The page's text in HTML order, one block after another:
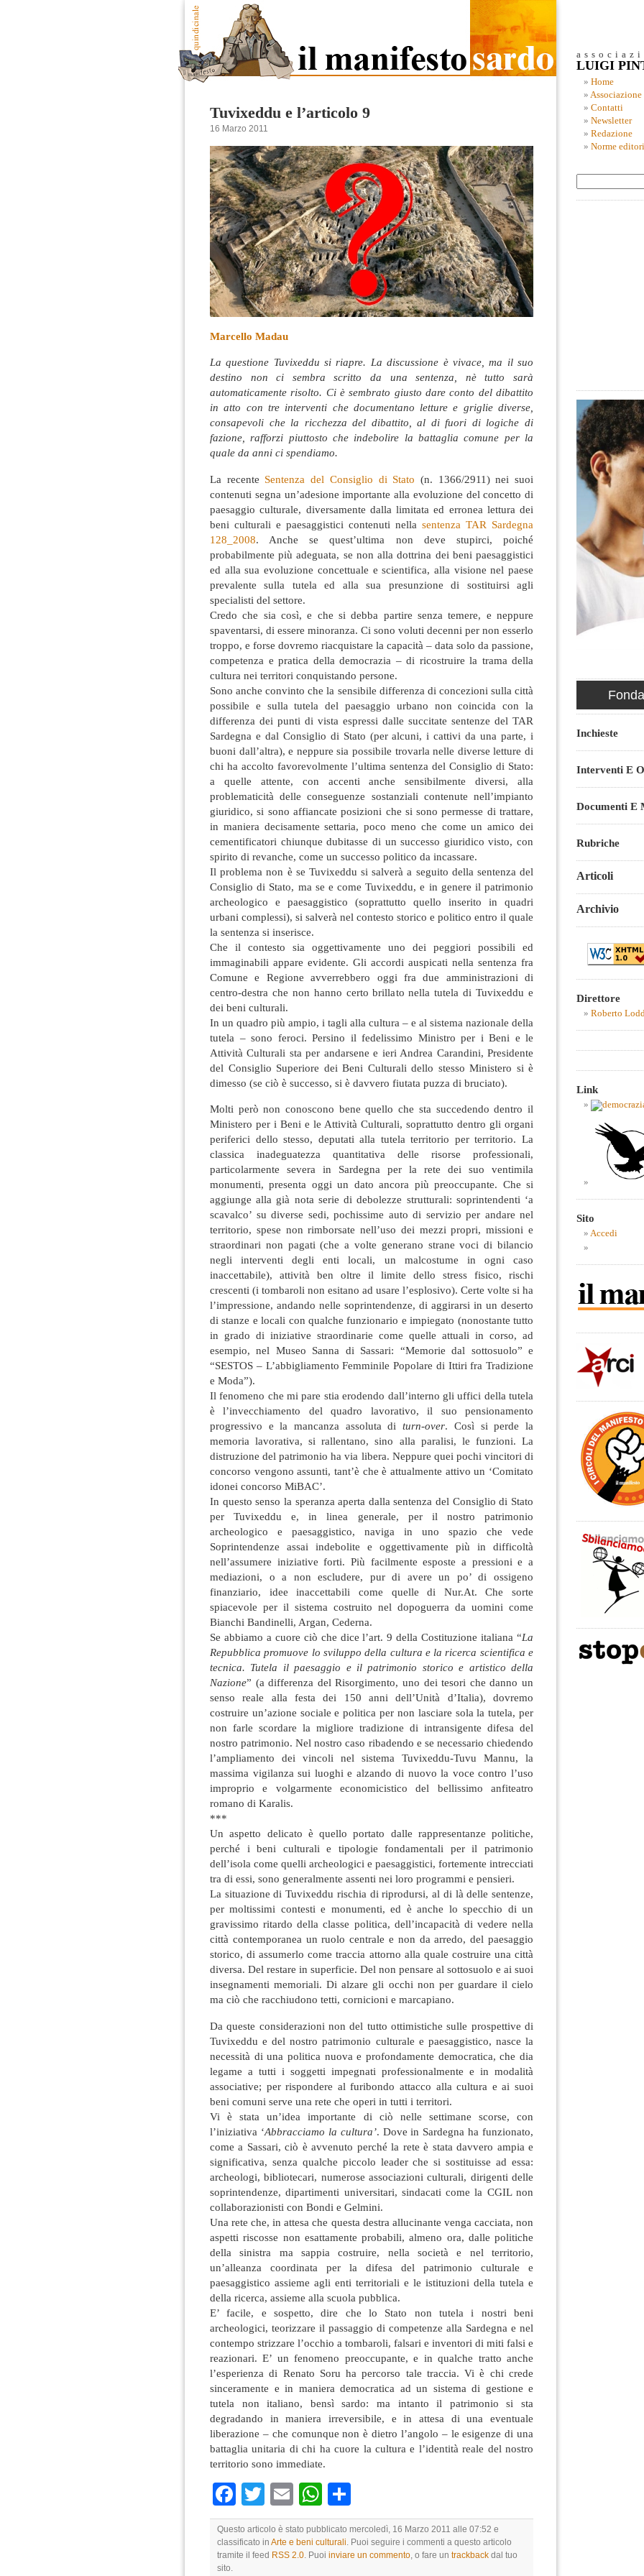
Tuvixeddu e l’articolo 9
16 Marzo 2011
Marcello Madau
La questione Tuvixeddu si riapre. La discussione è vivace, ma il suo
destino non ci sembra scritto da una sentenza, nè tutto sarà
automaticamente risolto. Ci è sembrato giusto dare conto del dibattito
in atto con tre interventi che documentano letture e griglie diverse,
consapevoli che la ricchezza del dibattito, al di fuori di logiche di
fazione, rafforzi piuttosto che indebolire la battaglia comune per la
quale da anni ci spendiamo.
La recente Sentenza del Consiglio di Stato (n. 1366/2911) nei suoi
contenuti segna un’adesione importante alla evoluzione del concetto di
paesaggio culturale, diversamente dalla limitata ed erronea lettura dei
beni culturali e paesaggistici contenuti nella sentenza TAR Sardegna
128_2008. Anche se quest’ultima non deve stupirci, poiché
probabilmente più adeguata, se non alla dottrina dei beni paesaggistici
ed alla sua evoluzione concettuale e scientifica, alla visione nel paese
prevalente sulla tutela ed alla sua presunzione di sostituirsi agli
specialisti del settore.
Credo che sia così, e che si debba partire senza temere, e neppure
spaventarsi, di essere minoranza. Ci sono voluti decenni per non esserlo
troppo, e forse dovremo riacquistare la capacità – data solo da passione,
competenza e pratica della democrazia – di ricostruire la trama della
cultura nei territori conquistando persone.
Sono anche convinto che la sensibile differenza di concezioni sulla città
possibile e sulla tutela del paesaggio urbano non coincida con la
differenza dei punti di vista espressi dalle succitate sentenze del TAR
Sardegna e dal Consiglio di Stato (per alcuni, i cattivi da una parte, i
buoni dall’altra), e neppure sia possibile trovarla nelle diverse letture di
chi ha accolto favorevolmente l’ultima sentenza del Consiglio di Stato:
a quelle attente, con accenti anche sensibilmente diversi, alla
problematicità delle conseguenze sostanziali contenute nell’impianto
giuridico, si sono affiancate posizioni che si sono permesse di trattare,
in maniera decisamente settaria, poco meno che come un amico dei
cementificatori chiunque dubitasse di un successo giuridico visto, con
spirito di revanche, come un successo politico da incassare.
Il problema non è se Tuvixeddu si salverà a seguito della sentenza del
Consiglio di Stato, ma se e come Tuvixeddu, e in genere il patrimonio
archeologico e paesaggistico (soprattutto quello inserito in quadri
urbani complessi), si salverà nel contesto storico e politico entro il quale
la sentenza si inserisce.
Che il contesto sia oggettivamente uno dei peggiori possibili ed
immaginabili appare evidente. Gli accordi auspicati nella sentenza fra
Comune e Regione avverrebbero oggi fra due amministrazioni di
centro-destra che non hanno certo brillato nella tutela di Tuvixeddu e
dei beni culturali.
In un quadro più ampio, i tagli alla cultura – e al sistema nazionale della
tutela – sono feroci. Persino il fedelissimo Ministro per i Beni e le
Attività Culturali sta per andarsene e ieri Andrea Carandini, Presidente
del Consiglio Superiore dei Beni Culturali dello stesso Ministero si è
dimesso (se ciò è successo, si è davvero fiutata puzza di bruciato).
Molti però non conoscono bene quello che sta succedendo dentro il
Ministero per i Beni e le Attività Culturali, soprattutto dentro gli organi
periferici dello stesso, deputati alla tutela territorio per territorio. La
classica inadeguatezza quantitativa delle risorse professionali,
particolarmente severa in Sardegna per la rete dei suo ventimila
monumenti, presenta oggi un dato ancora più preoccupante. Che si
aggiunge alla già nota serie di debolezze strutturali: soprintendenti ‘a
scavalco’ su diverse sedi, pochissime auto di servizio per andare nel
territorio, spese non rimborsate nell’uso dei mezzi propri, missioni e
straordinari non pagati (che a volte generano strane voci di bilancio
negli interventi degli enti locali, un malcostume in ogni caso
inaccettabile), attività ben oltre il limite dello stress fisico, rischi
crescenti (i tombaroli non esitano ad usare l’esplosivo). Certe volte si ha
l’impressione, andando nelle soprintendenze, di aggirarsi in un deserto
di stanze e locali con qualche funzionario e impiegato (nonostante tutto
in grado di iniziative straordinarie come quelle attuali in corso, ad
esempio, nel Museo Sanna di Sassari: “Memorie dal sottosuolo” e
“SESTOS – L’abbigliamento Femminile Popolare di Ittiri fra Tradizione
e Moda”).
Il fenomeno che mi pare stia erodendo dall’interno gli uffici della tutela
è l’invecchiamento del quadro lavorativo, il suo pensionamento
progressivo e la mancanza assoluta diturn-over. Così si perde la
memoria lavorativa, si rallentano, sino alla paralisi, le funzioni. La
distruzione del patrimonio ha via libera. Neppure quei pochi vincitori di
concorso vengono assunti, tant’è che è attualmente attivo un ‘Comitato
idonei concorso MiBAC’.
In questo senso la speranza aperta dalla sentenza del Consiglio di Stato
per Tuvixeddu e, in linea generale, per il nostro patrimonio
archeologico e paesaggistico, naviga in uno spazio che vede
Soprintendenze assai indebolite e oggettivamente più in difficoltà
nell’assumere iniziative forti. Più facilmente esposte a pressioni e a
mediazioni, o a non escludere, pur di avere un po’ di ossigeno
finanziario, idee inaccettabili come quelle di Nur.At. Che sorte
spiacevole per il sistema costruito nel dopoguerra da uomini come
Bianchi Bandinelli, Argan, Cederna.
Se abbiamo a cuore ciò che dice l’art. 9 della Costituzione italiana “La
Repubblica promuove lo sviluppo della cultura e la ricerca scientifica e
tecnica. Tutela il paesaggio e il patrimonio storico e artistico della
Nazione” (a differenza del Risorgimento, uno dei tesori che danno un
senso reale alla festa dei 150 anni dell’Unità d’Italia), dovremo
costruire un’azione sociale e politica per non lasciare sola la tutela, per
non farle scordare la migliore tradizione di intransigente difesa del
nostro patrimonio. Nel nostro caso ribadendo e se necessario chiedendo
l’ampliamento dei vincoli nel sistema Tuvixeddu-Tuvu Mannu, la
massima vigilanza sui luoghi e alzando di nuovo la voce contro l’uso
improprio e volgarmente economicistico del bellissimo anfiteatro
romano di Karalis.
***
Un aspetto delicato è quello portato dalle rappresentanze politiche,
perché i beni culturali e tipologie fondamentali per il patrimonio
dell’isola come quelli archeologici e paesaggistici, fortemente intrecciati
tra di essi, sono generalmente assenti nei loro programmi e pensieri.
La situazione di Tuvixeddu rischia di riprodursi, al di là delle sentenze,
per moltissimi contesti e monumenti, ed è anche lo specchio di un
gravissimo ritardo della classe politica, dell’incapacità di vedere nella
città contemporanea un ruolo centrale e non da arredo, del paesaggio
storico, di assumerlo come traccia attorno alla quale costruire una città
diversa. Del restare in superficie. Del non pensare al sottosuolo e ai suoi
insegnamenti memoriali. Di alzare gli occhi non per guardare il cielo
ma ciò che racchiudono tetti, cornicioni e marcapiano.
Da queste considerazioni non del tutto ottimistiche sulle prospettive di
Tuvixeddu e del nostro patrimonio culturale e paesaggistico, nasce la
necessità di una politica nuova e profondamente democratica, che dia
legame a tutti i soggetti impegnati professionalmente e in modalità
associative; per rispondere al furibondo attacco alla cultura e ai suoi
beni comuni serve una rete che operi in tutti i territori.
Vi è stata un’idea importante di ciò nelle settimane scorse, con
l’iniziativa ‘Abbracciamo la cultura’. Dove in Sardegna ha funzionato,
come a Sassari, ciò è avvenuto perché la rete è stata davvero ampia e
significativa, senza qualche piccolo leader che si sostituisse ad essa:
archeologi, bibliotecari, numerose associazioni culturali, dirigenti delle
soprintendenze, dipartimenti universitari, sindacati come la CGIL non
collaborazionisti con Bondi e Gelmini.
Una rete che, in attesa che questa destra allucinante venga cacciata, non
aspetti riscosse non esattamente probabili, almeno ora, dalle politiche
della sinistra ma sappia costruire, nella società e nel territorio,
un’alleanza coordinata per la difesa del patrimonio culturale e
paesaggistico assieme agli enti territoriali e le istituzioni della tutela e
della ricerca, assieme alla scuola pubblica.
E’ facile, e sospetto, dire che lo Stato non tutela i nostri beni
archeologici, teorizzare il passaggio di competenze alla Sardegna e nel
contempo strizzare l’occhio a tombaroli, falsari e inventori di miti falsi e
reazionari. E’ un fenomeno preoccupante, e in qualche tratto anche
l’esperienza di Renato Soru ha percorso tale traccia. Vi è chi crede
sinceramente e in maniera democratica ad un sistema di gestione e
tutela non italiano, bensì sardo: ma intanto il patrimonio si sta
degradando in maniera irreversibile, e in attesa di una eventuale
liberazione – che comunque non è dietro l’angolo – le esigenze di una
battaglia unitaria di chi ha cuore la cultura e l’identità reale del nostro
territorio sono immediate.
Facebook
TwitterEmailWhatsApp
Questo articolo è stato pubblicato mercoledì, 16 Marzo 2011 alle 07:52 e
classificato in Arte e beni culturali . Puoi seguire i commenti a questo articolo
tramite il feed RSS 2.0 . Puoi inviare un commento , o fare un trackback dal tuo
sito.
LUIGI
Home
Associazione
Contatti
Newsletter
Redazione
Norme
Inchieste
Interventi E
Documenti E
Rubriche
Articoli
Archivio
Direttore
Roberto
Link
Sito
Accedi